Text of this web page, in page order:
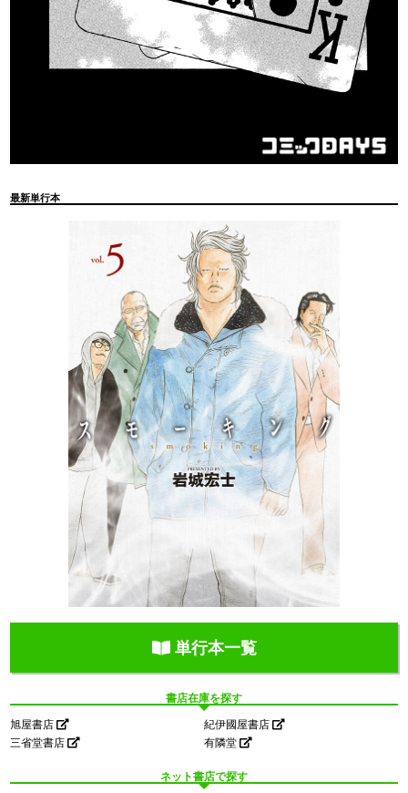
最新単行本
単行本一覧
書店在庫を探す
旭屋書店
紀伊國屋書店
三省堂書店
有隣堂
ネット書店で探す